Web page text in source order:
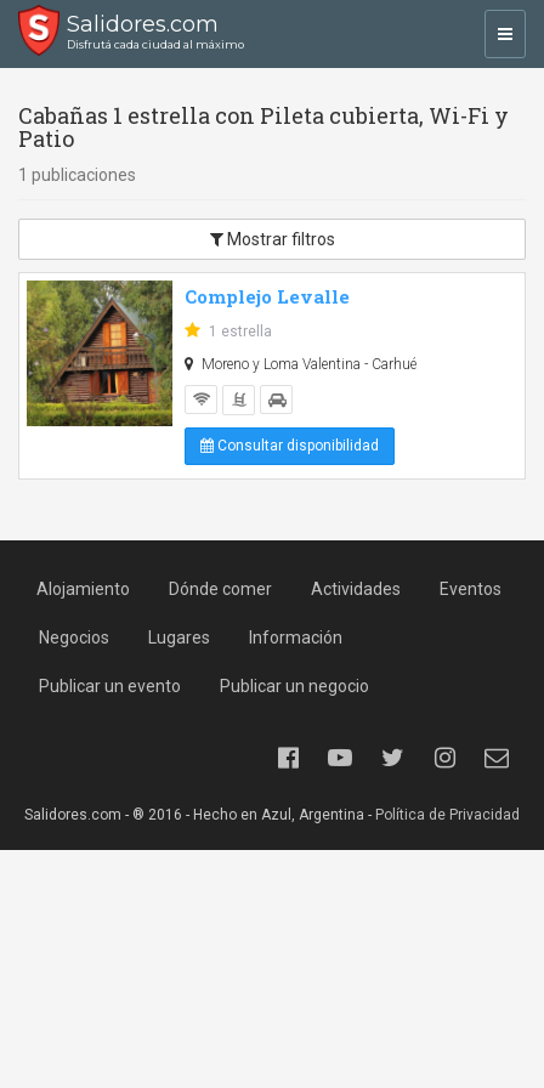
Salidores.com
Disfrutá cada ciudad al máximo
Cabañas 1 estrella con Pileta cubierta, Wi-Fi y
Patio
1 publicaciones
Mostrar filtros
Complejo Levalle
1 estrella
Moreno y Loma Valentina - Carhué
Consultar disponibilidad
Alojamiento Dónde comer Actividades Eventos
Negocios Lugares Información
Publicar un evento Publicar un negocio
Salidores.com - ® 2016 - Hecho en Azul, Argentina - Política de Privacidad